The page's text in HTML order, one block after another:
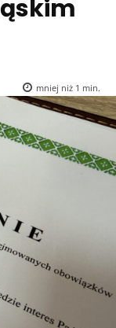
mniej niż 1 min.